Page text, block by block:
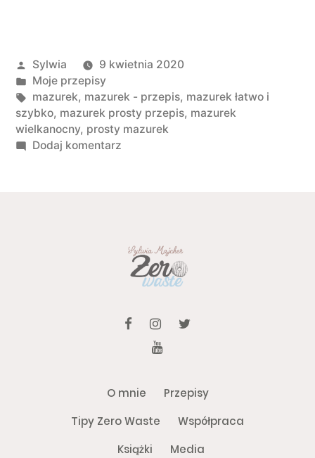
Opublikowany przez
Sylwia
9 kwietnia 2020
Opublikowano w
Moje przepisy
Tagi:
mazurek, mazurek - przepis, mazurek łatwo i
szybko, mazurek prosty przepis, mazurek
wielkanocny, prosty mazurek
Dodaj komentarzdo Mazurek z kremem
O mnie
Przepisy
Tipy Zero Waste
Współpraca
Książki
Media